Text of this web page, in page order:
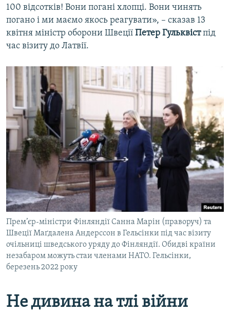
100 відсотків! Вони погані хлопці. Вони чинять
погано і ми маємо якось реагувати», – сказав 13
квітня міністр оборони Швеції Петер Гульквістпід
час візиту до Латвії.
Прем’єр-міністри Фінляндії Санна Марін (праворуч) та
Швеції Маґдалена Андерссон в Гельсінки під час візиту
очільниці шведського уряду до Фінляндії. Обидві країни
незабаром можуть стаи членами НАТО. Гельсінки,
березень 2022 року
Не дивина на тлі війни